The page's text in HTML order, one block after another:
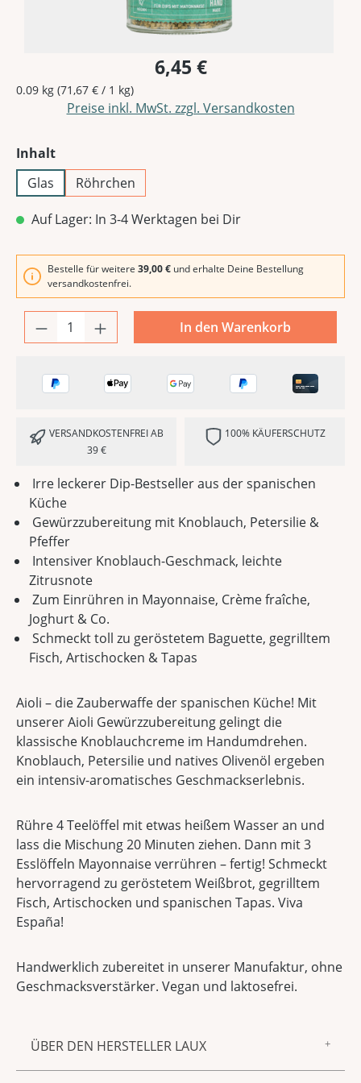
Irre leckerer Dip-Bestseller aus der spanischen
Küche
Gewürzzubereitung mit Knoblauch, Petersilie &
Pfeffer
Intensiver Knoblauch-Geschmack, leichte
Zitrusnote
Zum Einrühren in Mayonnaise, Crème fraîche,
Joghurt & Co.
Schmeckt toll zu geröstetem Baguette, gegrilltem
Fisch, Artischocken & Tapas
6,45 €
0.09 kg (71,67 € / 1 kg)
Preise inkl. MwSt. zzgl. Versandkosten
Inhaltauswählen
Glas
Röhrchen
Auf Lager: In 3-4 Werktagen bei Dir
Bestelle für weitere 39,00 € und erhalte Deine Bestellung
versandkostenfrei.
In den Warenkorb
VERSANDKOSTENFREI AB
39 €
100% KÄUFERSCHUTZ
ÜBER DEN HERSTELLER LAUX
Aioli – die Zauberwaffe der spanischen Küche! Mit
unserer Aioli Gewürzzubereitung gelingt die
klassische Knoblauchcreme im Handumdrehen.
Knoblauch, Petersilie und natives Olivenöl ergeben
ein intensiv-aromatisches Geschmackserlebnis.
Rühre 4 Teelöffel mit etwas heißem Wasser an und
lass die Mischung 20 Minuten ziehen. Dann mit 3
Esslöffeln Mayonnaise verrühren – fertig! Schmeckt
hervorragend zu geröstetem Weißbrot, gegrilltem
Fisch, Artischocken und spanischen Tapas. Viva
España!
Handwerklich zubereitet in unserer Manufaktur, ohne
Geschmacksverstärker. Vegan und laktosefrei.